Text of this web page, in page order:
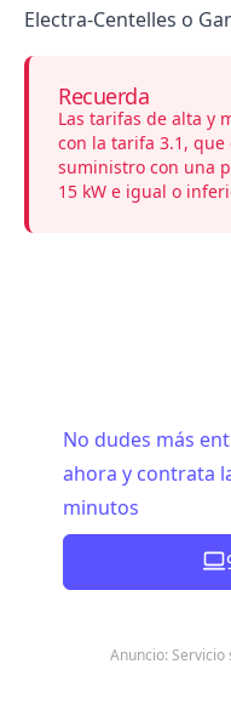
Electra-Centelles o
Recuerda
Las tarifas de alta y
con la tarifa 3.1,
suministro con una
15 kW e igual o
No dudes más
ahora y contrata
minutos
Anuncio: